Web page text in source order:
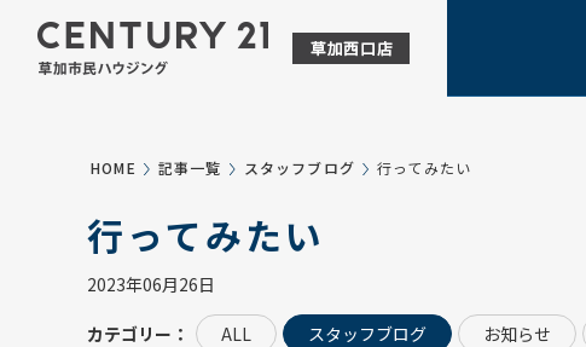
HOME 記事一覧 スタッフブログ 行ってみたい
行ってみたい
2023年06月26日
カテゴリー： ALL スタッフブログ お知らせ